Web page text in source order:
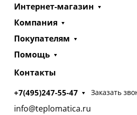
Интернет-магазин
Компания
Покупателям
Помощь
Контакты
+7(495)247-55-47 Заказать
info@teplomatica.ru